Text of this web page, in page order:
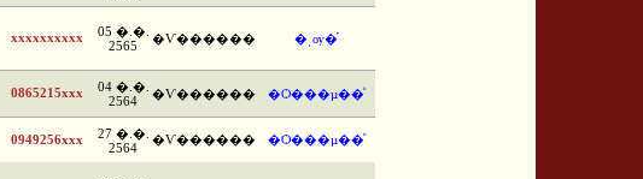
xxxxxxxxxx
05 �.�.
2565
�Ѵ������ �ͺѹ�֡
0865215xxx
04 �.�.
2564
�Ѵ������ �Ѻ���µ��ͧ
0949256xxx
27 �.�.
2564
�Ѵ������ �Ѻ���µ��ͧ